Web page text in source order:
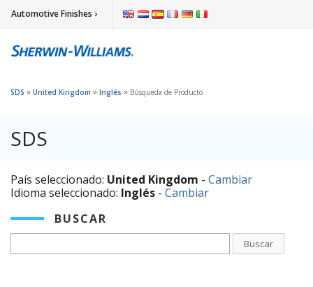
Automotive Finishes ›
SDS » United Kingdom » Inglés » Búsqueda de Producto
SDS
País seleccionado: United Kingdom - Cambiar
Idioma seleccionado: Inglés - Cambiar
BUSCAR
Buscar